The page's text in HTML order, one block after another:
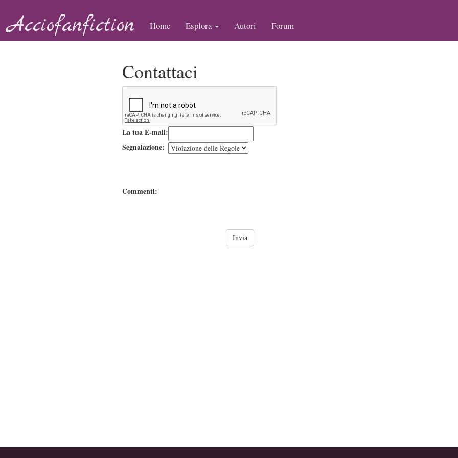
Acciofanfiction Home Esplora Autori Forum
Contattaci
La tua E-mail:
Segnalazione:
Commenti: